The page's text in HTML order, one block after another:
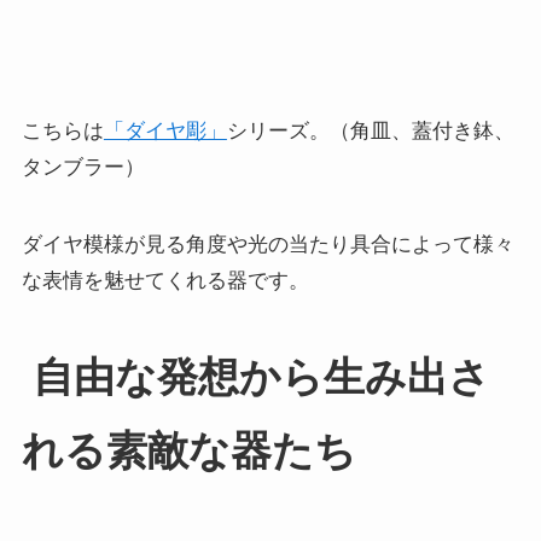
こちらは 「ダイヤ彫」
シリーズ。（角皿、蓋付き鉢、
タンブラー）
ダイヤ模様が見る角度や光の当たり具合によって様々
な表情を魅せてくれる器です。
自由な発想から生み出さ
れる素敵な器たち